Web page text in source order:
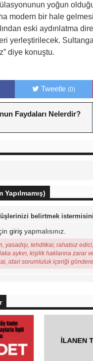
yoğun
modern bir hale
eski aydınlatma
yerleştirilecek.
diye konuştu.
Tweetle (0)
Faydaları Nelerdir?
Yapılmamış)
belirtmek
giriş yapmalısınız.
yasadışı, tehditkar, rahatsız
aykırı, kişilik haklarına
idari sorumluluk içeriği